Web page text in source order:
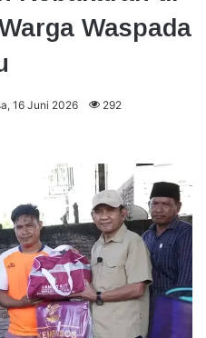
Waspada
16 Juni 2026 292